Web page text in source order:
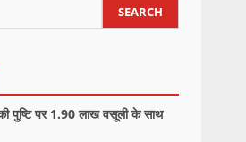
SEARCH
पुष्टि पर 1.90 लाख वसूली के साथ